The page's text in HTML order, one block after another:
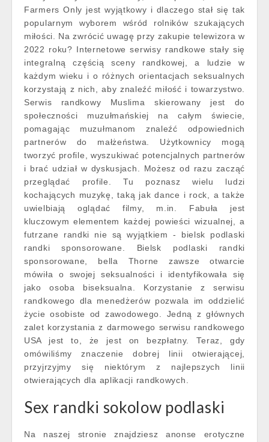
Farmers Only jest wyjątkowy i dlaczego stał się tak
popularnym wyborem wśród rolników szukających
miłości. Na zwrócić uwagę przy zakupie telewizora w
2022 roku? Internetowe serwisy randkowe stały się
integralną częścią sceny randkowej, a ludzie w
każdym wieku i o różnych orientacjach seksualnych
korzystają z nich, aby znaleźć miłość i towarzystwo.
Serwis randkowy Muslima skierowany jest do
społeczności muzułmańskiej na całym świecie,
pomagając muzułmanom znaleźć odpowiednich
partnerów do małżeństwa. Użytkownicy mogą
tworzyć profile, wyszukiwać potencjalnych partnerów
i brać udział w dyskusjach. Możesz od razu zacząć
przeglądać profile. Tu poznasz wielu ludzi
kochających muzykę, taką jak dance i rock, a także
uwielbiają oglądać filmy, m.in. Fabuła jest
kluczowym elementem każdej powieści wizualnej, a
futrzane randki nie są wyjątkiem - bielsk podlaski
randki sponsorowane. Bielsk podlaski randki
sponsorowane, bella Thorne zawsze otwarcie
mówiła o swojej seksualności i identyfikowała się
jako osoba biseksualna. Korzystanie z serwisu
randkowego dla menedżerów pozwala im oddzielić
życie osobiste od zawodowego. Jedną z głównych
zalet korzystania z darmowego serwisu randkowego
USA jest to, że jest on bezpłatny. Teraz, gdy
omówiliśmy znaczenie dobrej linii otwierającej,
przyjrzyjmy się niektórym z najlepszych linii
otwierających dla aplikacji randkowych.
Sex randki sokolow podlaski
Na naszej stronie znajdziesz anonse erotyczne